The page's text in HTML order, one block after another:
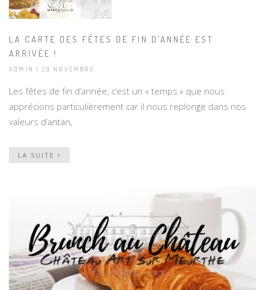
LA CARTE DES FÊTES DE FIN D’ANNÉE EST
ARRIVÉE !
ADMIN | 29 NOVEMBRE
Les fêtes de fin d’année, c’est un « temps » que nous
apprécions particulièrement car il nous replonge dans nos
valeurs d’antan,
LA SUITE